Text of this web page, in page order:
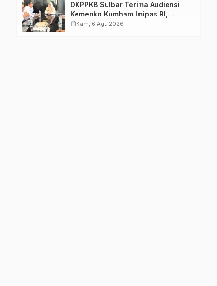
DKPPKB Sulbar Terima Audiensi
Kemenko Kumham Imipas RI,
Perkuat Pelayanan Kesehatan bagi
calendar_monthKam, 6 Agu 2026